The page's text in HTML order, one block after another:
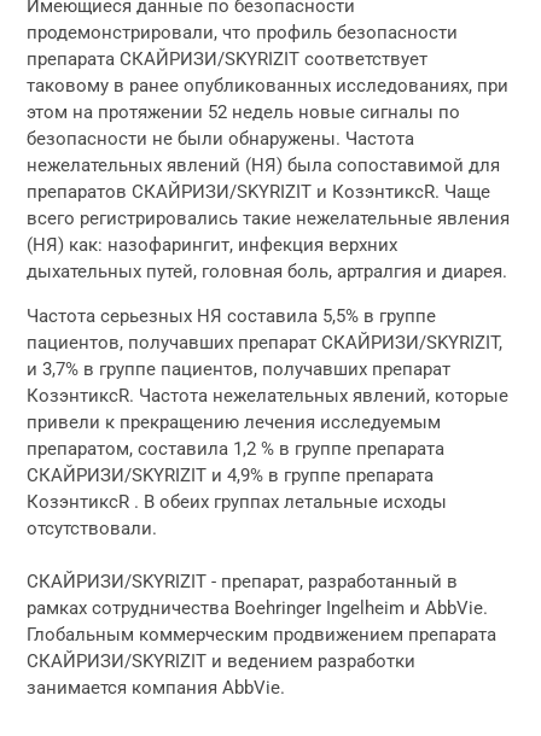
Имеющиеся данные по безопасности
продемонстрировали, что профиль безопасности
препарата СКАЙРИЗИ/SKYRIZIT соответствует
таковому в ранее опубликованных исследованиях, при
этом на протяжении 52 недель новые сигналы по
безопасности не были обнаружены. Частота
нежелательных явлений (НЯ) была сопоставимой для
препаратов СКАЙРИЗИ/SKYRIZIT и КозэнтиксR. Чаще
всего регистрировались такие нежелательные явления
(НЯ) как: назофарингит, инфекция верхних
дыхательных путей, головная боль, артралгия и диарея.
Частота серьезных НЯ составила 5,5% в группе
пациентов, получавших препарат СКАЙРИЗИ/SKYRIZIT,
и 3,7% в группе пациентов, получавших препарат
КозэнтиксR. Частота нежелательных явлений, которые
привели к прекращению лечения исследуемым
препаратом, составила 1,2 % в группе препарата
СКАЙРИЗИ/SKYRIZIT и 4,9% в группе препарата
КозэнтиксR . В обеих группах летальные исходы
отсутствовали.
СКАЙРИЗИ/SKYRIZIT - препарат, разработанный в
рамках сотрудничества Boehringer Ingelheim и AbbVie.
Глобальным коммерческим продвижением препарата
СКАЙРИЗИ/SKYRIZIT и ведением разработки
занимается компания AbbVie.